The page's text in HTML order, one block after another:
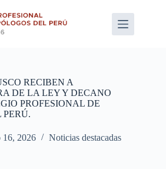
RECIBEN A
DE LA LEY Y DECANO
PROFESIONAL DE
PERÚ.
16, 2026 Noticias destacadas